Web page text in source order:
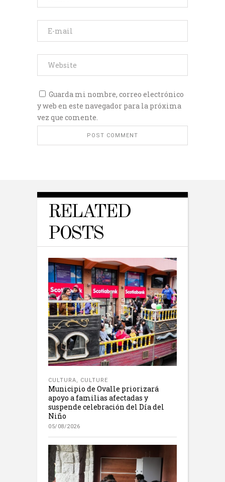
Guarda mi nombre, correo electrónico
y web en este navegador para la próxima
vez que comente.
RELATED
POSTS
CULTURA CULTURE
Municipio de Ovalle priorizará
apoyo a familias afectadas y
suspende celebración del Día del
Niño
05/08/2026